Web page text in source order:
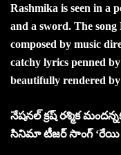
Rashmika is seen in a
and a sword. The
composed by music
catchy lyrics penned
beautifully rendered
నేషనల్ క్రష్ రశ్మిక
సినిమా టీజర్ సాంగ్ ‘రేయి